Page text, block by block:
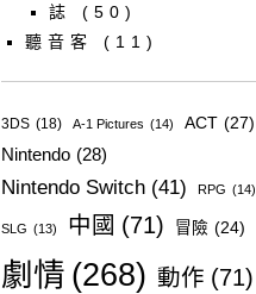
誌
(50)
聽音客
(11)
3DS (18) A-1 Pictures (14) ACT (27)
Nintendo (28)
Nintendo Switch (41) RPG (14)
SLG (13) 中國 (71) 冒險 (24)
劇情 (268) 動作 (71)